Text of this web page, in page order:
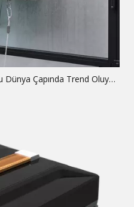
Çin Pencere Temizleme Robotu Dünya Çapında Trend Oluyor Neden: Küresel Analiz